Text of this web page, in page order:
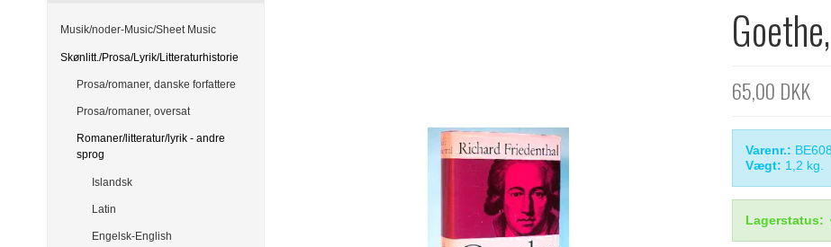
Musik/noder-Music/Sheet Music
Skønlitt./Prosa/Lyrik/Litteraturhistorie
Prosa/romaner, danske forfattere
Prosa/romaner, oversat
Romaner/litteratur/lyrik - andre
sprog
Islandsk
Latin
Engelsk-English
65,00 DKK
Varenr.:
Vægt: 1,2 kg.
Lagerstatus: